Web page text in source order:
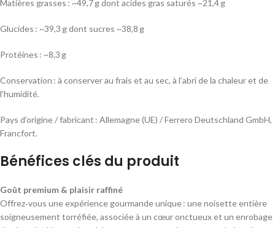
Matières grasses : ~49,7 g dont acides gras saturés ~21,4 g
Glucides : ~39,3 g dont sucres ~38,8 g
Protéines : ~8,3 g
Conservation : à conserver au frais et au sec, à l’abri de la chaleur et de
l’humidité.
Pays d’origine / fabricant : Allemagne (UE) / Ferrero Deutschland GmbH,
Francfort.
Bénéfices clés du produit
Goût premium & plaisir raffiné
Offrez‑vous une expérience gourmande unique : une noisette entière
soigneusement torréfiée, associée à un cœur onctueux et un enrobage